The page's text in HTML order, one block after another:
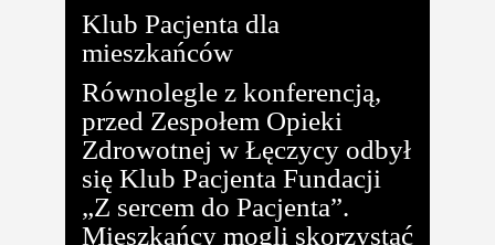
Klub Pacjenta dla
mieszkańców
Równolegle z konferencją,
przed Zespołem Opieki
Zdrowotnej w Łęczycy odbył
się Klub Pacjenta Fundacji
„Z sercem do Pacjenta”.
Mieszkańcy mogli skorzystać